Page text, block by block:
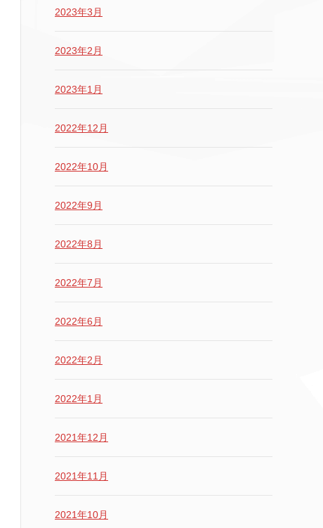
2023年3月
2023年2月
2023年1月
2022年12月
2022年10月
2022年9月
2022年8月
2022年7月
2022年6月
2022年2月
2022年1月
2021年12月
2021年11月
2021年10月